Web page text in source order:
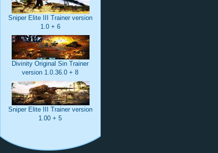
Sniper Elite III Trainer version
1.0 + 6
Divinity Original Sin Trainer
version 1.0.36.0 + 8
Sniper Elite III Trainer version
1.00 + 5